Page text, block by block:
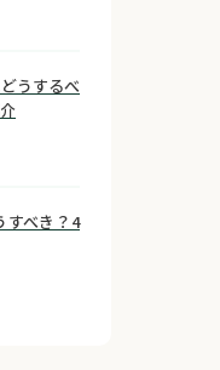
うするべ
すべき？4